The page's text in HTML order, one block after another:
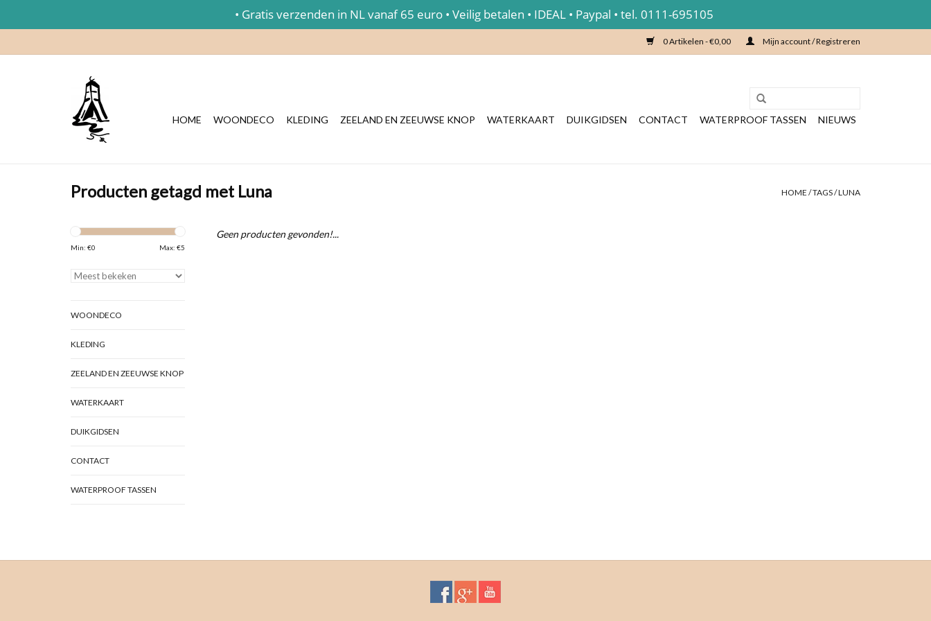
0 Artikelen - €0,00 Mijn account / Registreren
HOME WOONDECO KLEDING ZEELAND EN ZEEUWSE KNOP WATERKAART DUIKGIDSEN CONTACT WATERPROOF TASSEN NIEUWS
Producten getagd met Luna HOME /TAGS/LUNA
Min: €0 Max: €5
WOONDECO
KLEDING
ZEELAND EN ZEEUWSE KNOP
WATERKAART
DUIKGIDSEN
CONTACT
WATERPROOF TASSEN
Geen producten gevonden!...
• Gratis verzenden in NL vanaf 65 euro • Veilig betalen • IDEAL • Paypal • tel. 0111-695105